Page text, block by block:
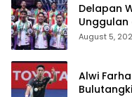
Delapan
Unggulan
August 5,
Alwi